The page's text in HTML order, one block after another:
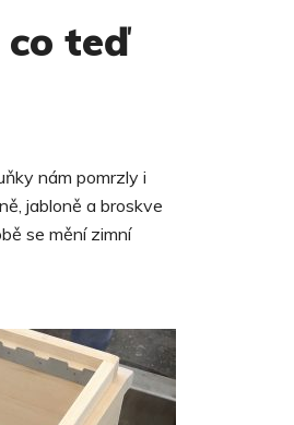
teď
nám pomrzly i
jabloně a broskve
se mění zimní